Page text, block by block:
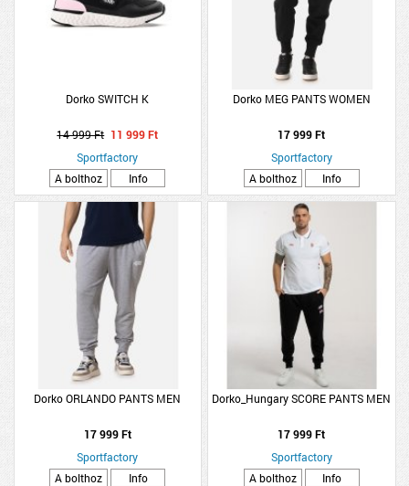
Dorko SWITCH K
14 999 Ft 11 999 Ft
Sportfactory
A bolthoz
Info
Dorko MEG PANTS WOMEN
17 999 Ft
Sportfactory
A bolthoz
Info
Dorko ORLANDO PANTS MEN
17 999 Ft
Sportfactory
A bolthoz
Info
Dorko_Hungary SCORE PANTS MEN
17 999 Ft
Sportfactory
A bolthoz
Info